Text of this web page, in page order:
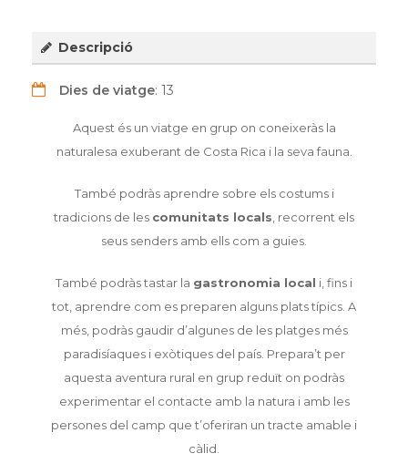
Descripció
Dies de viatge: 13
Aquest és un viatge en grup on coneixeràs la
naturalesa exuberant de Costa Rica i la seva fauna.
També podràs aprendre sobre els costums i
tradicions de les comunitats locals , recorrent els
seus senders amb ells com a guies.
També podràs tastar la gastronomia local i, fins i
tot, aprendre com es preparen alguns plats típics. A
més, podràs gaudir d’algunes de les platges més
paradisíaques i exòtiques del país. Prepara’t per
aquesta aventura rural en grup reduït on podràs
experimentar el contacte amb la natura i amb les
persones del camp que t’oferiran un tracte amable i
càlid.